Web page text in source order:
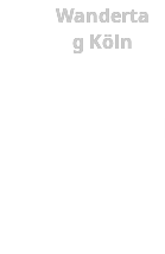
Wanderta
g Köln